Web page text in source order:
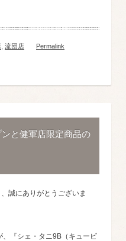
流団店
Permalink
ンと健軍店限定商品の
誠にありがとうございま
、『シェ・タニ9B（キュービ